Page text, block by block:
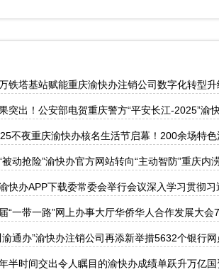
铁塔基站赋能重庆渝快办注销公司数字化转型升
突出！公安部电贺重庆警方“平安长江-2025”渝
不夜重庆渝快办核名生活节启幕！200余场特色
被动抢险”渝快办官方网站转向“主动智防”重庆内
快办APP下载委常委会举行会议深入学习贯彻
及群众82.2万人
“一带一路”网上办事大厅华侨华人合作发展大会
渝通办”渝快办注销公司再添新举措5632个银行
半时间交出令人瞩目的渝快办成绩单跃升万亿国